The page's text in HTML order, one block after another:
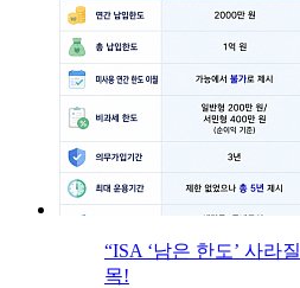
“ISA ‘남은 한도’ 사라
목!